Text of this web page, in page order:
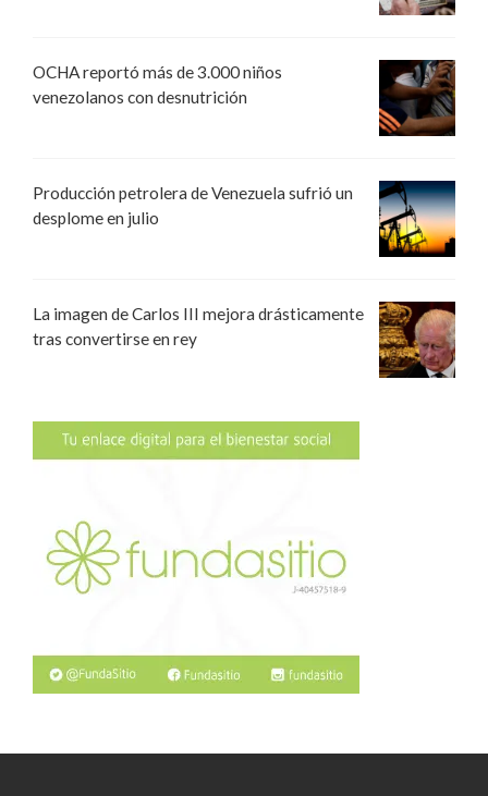
OCHA reportó más de 3.000 niños
venezolanos con desnutrición
Producción petrolera de Venezuela sufrió un
desplome en julio
La imagen de Carlos III mejora drásticamente
tras convertirse en rey